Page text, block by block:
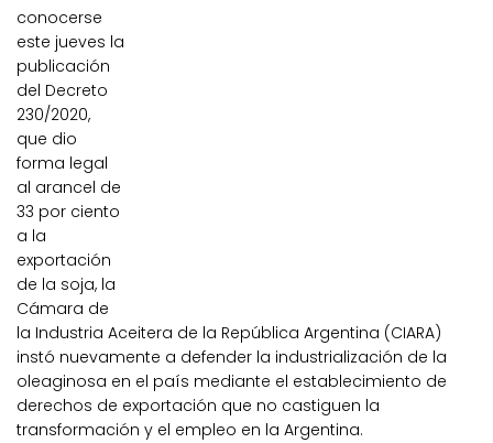
conocerse
este jueves la
publicación
del Decreto
230/2020,
que dio
forma legal
al arancel de
33 por ciento
a la
exportación
de la soja, la
Cámara de
la Industria Aceitera de la República Argentina (CIARA)
instó nuevamente a defender la industrialización de la
oleaginosa en el país mediante el establecimiento de
derechos de exportación que no castiguen la
transformación y el empleo en la Argentina.